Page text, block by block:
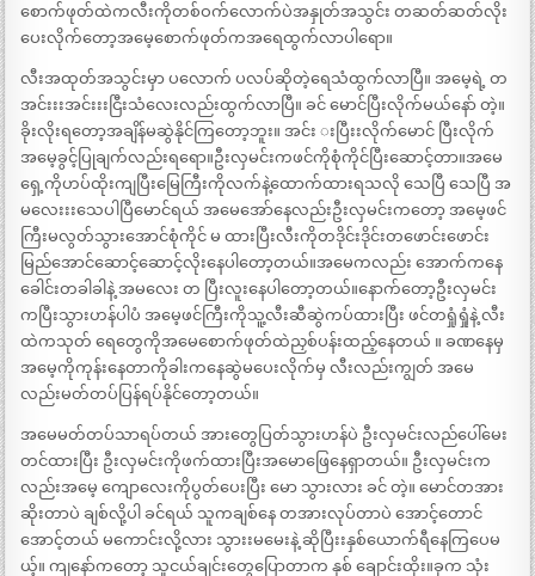
စောက်ဖုတ်ထဲကလီးကိုတစ်ဝက်လောက်ပဲအနှုတ်အသွင်း တဆတ်ဆတ်လိုး
ပေးလိုက်တော့အမေ့စောက်ဖုတ်ကအရေထွက်လာပါရော။
လီးအထုတ်အသွင်းမှာ ပလောက် ပလပ်ဆိုတဲ့ရေသံထွက်လာပြီ။ အမေ့ရဲ့ တ
အင်းးးအင်းးးငြီးသံလေးလည်းထွက်လာပြီ။ ခင် မောင်ပြီးလိုက်မယ်နော် တဲ့။
ခိုးလိုးရတော့အချိန်မဆွဲနိုင်ကြတော့ဘူး။ အင်း းပြီးးလိုက်မောင် ပြီးလိုက်
အမေ့ခွင့်ပြုချက်လည်းရရော။ဦးလှမင်းကဖင်ကိုစုံကိုင်ပြီးဆောင့်တာ။အမေ
ရှေ့ကိုဟပ်ထိုးကျပြီးမြေကြီးကိုလက်နဲ့ထောက်ထားရသလို သေပြီ သေပြီ အ
မလေးးးသေပါပြီမောင်ရယ် အမေအော်နေလည်းဦးလှမင်းကတော့ အမေ့ဖင်
ကြီးမလွတ်သွားအောင်စုံကိုင် မ ထားပြီးလီးကိုတဒိုင်းဒိုင်းတဖောင်းဖောင်း
မြည်အောင်ဆောင့်ဆောင့်လိုးနေပါတော့တယ်။အမေကလည်း အောက်ကနေ
ခေါင်းတခါခါနဲ့ အမလေး တ ပြီးလူးနေပါတော့တယ်။နောက်တော့ဦးလှမင်း
ကပြီးသွားဟန်ပါပံ အမေ့ဖင်ကြီးကိုသူ့လီးဆီဆွဲကပ်ထားပြီး ဖင်တရှုံရှုံနဲ့ လီး
ထဲကသုတ် ရေတွေကိုအမေစောက်ဖုတ်ထဲညှစ်ပန်းထည့်နေတယ် ။ ခဏနေမှ
အမေ့ကိုကုန်းနေတာကိုခါးကနေဆွဲမပေးလိုက်မှ လီးလည်းကျွတ် အမေ
လည်းမတ်တပ်ပြန်ရပ်နိုင်တော့တယ်။
အမေမတ်တပ်သာရပ်တယ် အားတွေပြတ်သွားဟန်ပဲ ဦးလှမင်းလည်ပေါ်မေး
တင်ထားပြီး ဦးလှမင်းကိုဖက်ထားပြီးအမောဖြေနေရှာတယ်။ ဦးလှမင်းက
လည်းအမေ့ ကျောလေးကိုပွတ်ပေးပြီး မော သွားလား ခင် တဲ့။ မောင်တအား
ဆိုးတာပဲ ချစ်လို့ပါ ခင်ရယ် သူကချစ်နေ တအားလုပ်တာပဲ အောင့်တောင်
အောင့်တယ် မကောင်းလို့လား သွားးမမေးနဲ့ ဆိုပြီးးနှစ်ယောက်ရီနေကြပေမ
ယ့်။ ကျနော်ကတော့ သူငယ်ချင်းတွေပြောတာက နှစ် ချောင်းထိုး။ခုက သုံး